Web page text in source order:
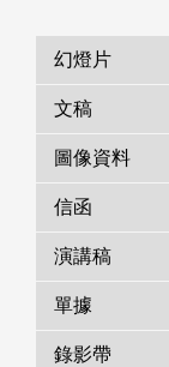
幻燈片
文稿
圖像資料
信函
演講稿
單據
錄影帶